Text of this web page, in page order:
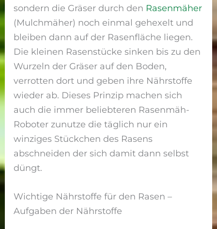
sondern die Gräser durch den Rasenmäher
(Mulchmäher) noch einmal gehexelt und
bleiben dann auf der Rasenfläche liegen.
Die kleinen Rasenstücke sinken bis zu den
Wurzeln der Gräser auf den Boden,
verrotten dort und geben ihre Nährstoffe
wieder ab. Dieses Prinzip machen sich
auch die immer beliebteren Rasenmäh-
Roboter zunutze die täglich nur ein
winziges Stückchen des Rasens
abschneiden der sich damit dann selbst
düngt.
Wichtige Nährstoffe für den Rasen –
Aufgaben der Nährstoffe